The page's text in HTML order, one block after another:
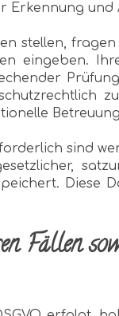
Erkennung
stellen,
eingeben.
sind
Fällen